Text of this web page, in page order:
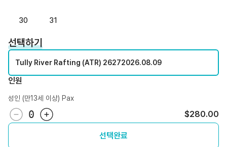
30 31
선택하기
Tully River Rafting (ATR) 26272026.08.09
인원
성인 (만13세 이상) Pax
0 $280.00
선택완료